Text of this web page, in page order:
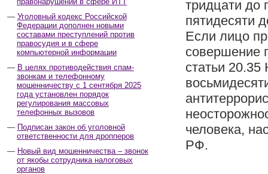
Уголовный кодекс Российской
Федерации дополнен новыми
составами преступлений против
правосудия и в сфере
компьютерной информации
В целях противодействия спам-
звонкам и телефонному
мошенничеству с 1 сентября 2025
года установлен порядок
регулирования массовых
телефонных вызовов
Подписан закон об уголовной
ответственности для дропперов
Новый вид мошенничества – звонок
от якобы сотрудника налоговых
органов
тридцати до
пятидесяти
Если лицо
совершение
статьи
человека,
РФ.